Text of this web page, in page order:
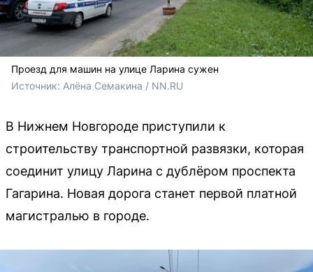
Проезд для машин на улице Ларина сужен
Источник: Алёна Семакина / NN.RU
В Нижнем Новгороде приступили к
строительству транспортной развязки, которая
соединит улицу Ларина с дублёром проспекта
Гагарина. Новая дорога станет первой платной
магистралью в городе.